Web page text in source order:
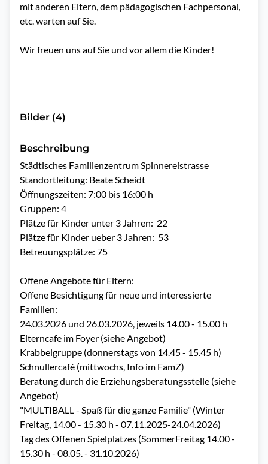
mit anderen Eltern, dem pädagogischen Fachpersonal,
etc. warten auf Sie.
Wir freuen uns auf Sie und vor allem die Kinder!
Bilder (4)
Beschreibung
Städtisches Familienzentrum Spinnereistrasse
Standortleitung: Beate Scheidt
Öffnungszeiten: 7:00 bis 16:00 h
Gruppen: 4
Plätze für Kinder unter 3 Jahren:  22
Plätze für Kinder ueber 3 Jahren:  53
Betreuungsplätze: 75
Offene Angebote für Eltern:
Offene Besichtigung für neue und interessierte
Familien:
24.03.2026 und 26.03.2026, jeweils 14.00 - 15.00 h
Elterncafe im Foyer (siehe Angebot)
Krabbelgruppe (donnerstags von 14.45 - 15.45 h)
Schnullercafé (mittwochs, Info im FamZ)
Beratung durch die Erziehungsberatungsstelle (siehe
Angebot)
"MULTIBALL - Spaß für die ganze Familie" (Winter
Freitag, 14.00 - 15.30 h - 07.11.2025-24.04.2026)
Tag des Offenen Spielplatzes (SommerFreitag 14.00 -
15.30 h - 08.05. - 31.10.2026)